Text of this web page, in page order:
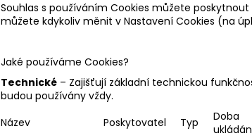
Souhlas s používáním Cookies můžete
můžete kdykoliv měnit v Nastavení Cookies (na
Jaké používáme Cookies?
Technické – Zajišťují základní technickou
budou používány vždy.
Název
Poskytovatel Typ
Doba